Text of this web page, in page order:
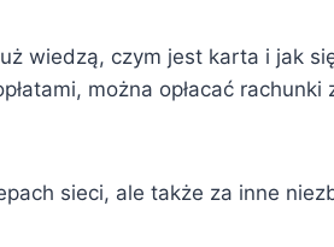
wiedzą, czym jest karta i jak
można opłacać
sieci, ale także za inne